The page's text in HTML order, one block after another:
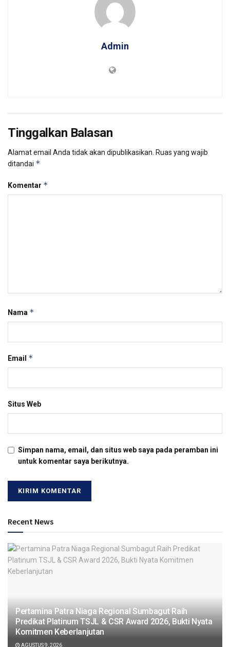
Admin
Tinggalkan Balasan
Alamat email Anda tidak akan dipublikasikan. Ruas yang wajib
ditandai *
Komentar *
Nama *
Email *
Situs Web
Simpan nama, email, dan situs web saya pada peramban ini
untuk komentar saya berikutnya.
Recent News
Pertamina Patra Niaga Regional Sumbagut Raih
Predikat Platinum TSJL & CSR Award 2026, Bukti Nyata
Komitmen Keberlanjutan
AGUSTUS 9, 2026